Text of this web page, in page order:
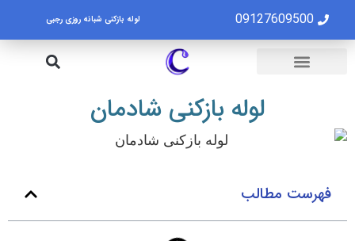
09127609500 لوله بازکنی شبانه روزی رجبی
لوله بازکنی شادمان
فهرست مطالب